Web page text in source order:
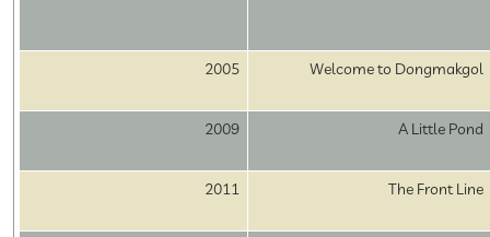
Welcome to Dongmakgol
2005
A Little Pond
2009
The Front Line
2011